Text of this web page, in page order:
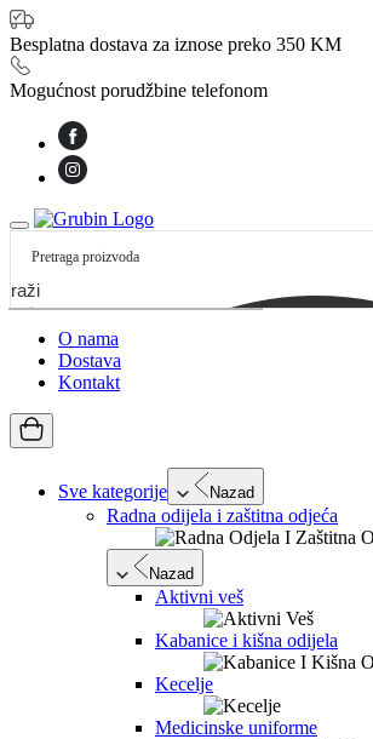
Besplatna dostava za iznose preko 350 KM
Mogućnost porudžbine telefonom
O nama
Dostava
Kontakt
Sve kategorije Nazad
Radna odijela i zaštitna odjeća
Nazad
Aktivni veš
Kabanice i kišna odijela
Kecelje
Medicinske uniforme